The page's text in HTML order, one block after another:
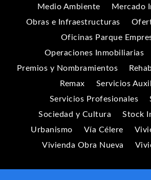
Medio Ambiente
Mercado
Obras e Infraestructuras
Oficinas Parque
Operaciones Inmobiliarias
Premios y Nombramientos
Remax
Servicios
Servicios Profesionales
Sociedad y Cultura
Stock
Urbanismo
Vía Célere
Vivienda Obra Nueva